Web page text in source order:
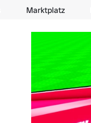
Marktplatz